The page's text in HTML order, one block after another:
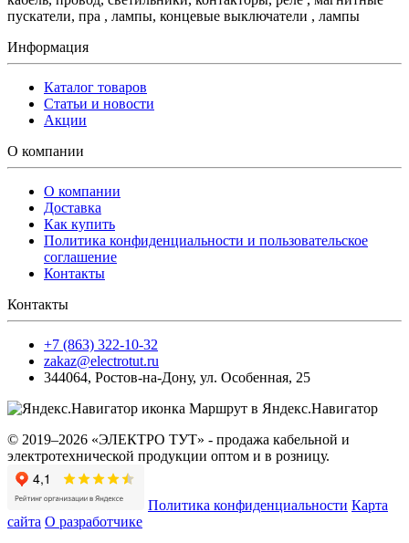
пускатели, пра , лампы, концевые выключатели , лампы
Информация
Каталог товаров
Статьи и новости
Акции
О компании
О компании
Доставка
Как купить
Политика конфиденциальности и пользовательское
соглашение
Контакты
Контакты
+7 (863) 322-10-32
zakaz@electrotut.ru
344064, Ростов-на-Дону, ул. Особенная, 25
Маршрут в Яндекс.Навигатор
© 2019–2026 «ЭЛЕКТРО ТУТ» - продажа кабельной и
электротехнической продукции оптом и в розницу.
Политика конфиденциальности Карта
сайта О разработчике